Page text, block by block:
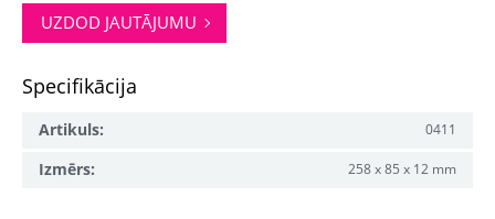
UZDOD JAUTĀJUMU
Specifikācija
Artikuls: 0411
Izmērs: 258 x 85 x 12 mm